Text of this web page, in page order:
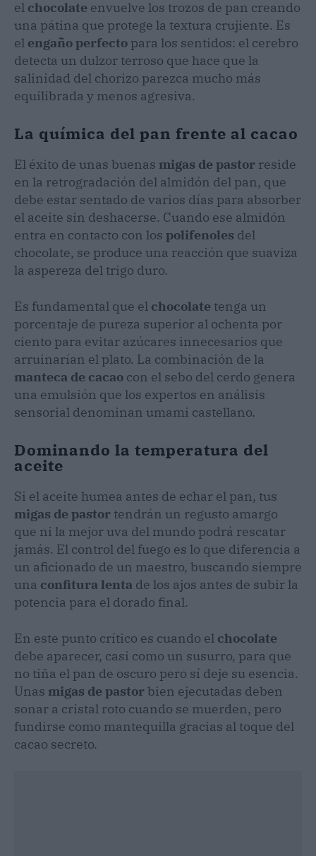
el chocolate envuelve los trozos de pan creando
una pátina que protege la textura crujiente. Es
el engaño perfecto para los sentidos: el cerebro
detecta un dulzor terroso que hace que la
salinidad del chorizo parezca mucho más
equilibrada y menos agresiva.
La química del pan frente al cacao
El éxito de unas buenas migas de pastor reside
en la retrogradación del almidón del pan, que
debe estar sentado de varios días para absorber
el aceite sin deshacerse. Cuando ese almidón
entra en contacto con los polifenoles del
chocolate, se produce una reacción que suaviza
la aspereza del trigo duro.
Es fundamental que el chocolate tenga un
porcentaje de pureza superior al ochenta por
ciento para evitar azúcares innecesarios que
arruinarían el plato. La combinación de la
manteca de cacao con el sebo del cerdo genera
una emulsión que los expertos en análisis
sensorial denominan umami castellano.
Dominando la temperatura del
aceite
Si el aceite humea antes de echar el pan, tus
migas de pastor tendrán un regusto amargo
que ni la mejor uva del mundo podrá rescatar
jamás. El control del fuego es lo que diferencia a
un aficionado de un maestro, buscando siempre
una confitura lenta de los ajos antes de subir la
potencia para el dorado final.
En este punto crítico es cuando el chocolate
debe aparecer, casi como un susurro, para que
no tiña el pan de oscuro pero sí deje su esencia.
Unas migas de pastorbien ejecutadas deben
sonar a cristal roto cuando se muerden, pero
fundirse como mantequilla gracias al toque del
cacao secreto.